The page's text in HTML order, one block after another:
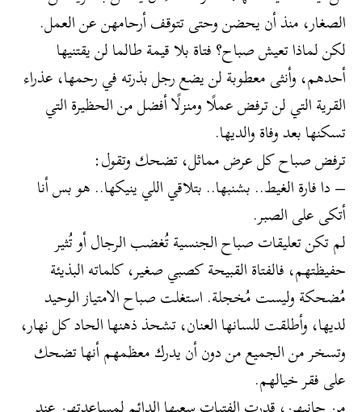
الصغار، منذ أن يحضن وحتى تتوقف أرحامهن عن العمل.
لكن لماذا تعيش صباح؟ فتاة بلا قيمة طالما لن يقتنيها
أحدهم، وأنثى معطوبة لن يضع رجل بذرته في رحمها، عذراء
القرية التي لن ترفض عملًا ومنزلًا أفضل من الحظيرة التي
تسكنها بعد وفاة والديها.
ترفض صباح كل عرض مماثل، تضحك وتقول:
– دا فارة الغيط.. بشنبها.. بتلاقي اللي ينيكها.. هو بس أنا
أتكى على الصبر.
لم تكن تعليقات صباح الجنسية تُغضب الرجال أو تُثير
حفيظتهم، فالفتاة القبيحة كصبي صغير، كلماته البذيئة
مُضحكة وليست مُخجلة. استغلت صباح الامتياز الوحيد
لديها، وأطلقت للسانها العنان، تشحذ ذهنها الحاد كل نهار،
وتسخر من الجميع من دون أن يدرك معظمهم أنها تضحك
على فقر خيالهم.